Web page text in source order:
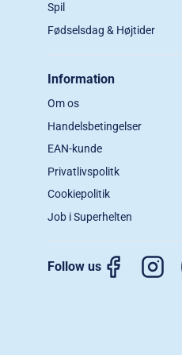
Spil
Fødselsdag & Højtider
Information
Om os
Handelsbetingelser
EAN-kunde
Privatlivspolitk
Cookiepolitik
Job i Superhelten
Follow us